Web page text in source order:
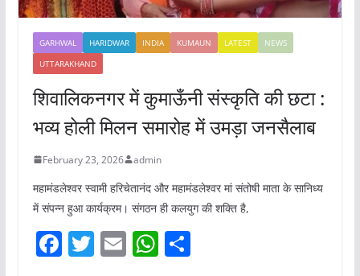
GARHWAL HARIDWAR INDIA KUMAUN LATEST
NEWS
UTTARAKHAND
शिवालिकनगर में कुमाऊँनी संस्कृति की छटा :
भव्य होली मिलन समारोह में उमड़ा जनसैलाब
February 23, 2026 admin
महामंडलेश्वर स्वामी हरिचेतानंद और महामंडलेश्वर मां संतोषी माता के सानिध्य
में संपन्न हुआ कार्यक्रम। संगठन ही कलयुग की शक्ति है,
F T E W S